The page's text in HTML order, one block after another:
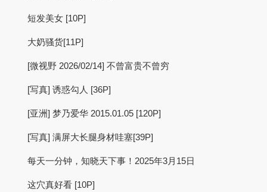
短发美女 [10P]
大奶骚货[11P]
[微视野 2026/02/14] 不曾富贵不曾穷
[写真] 诱惑勾人 [36P]
[亚洲] 梦乃爱华 2015.01.05 [120P]
[写真] 满屏大长腿身材哇塞[39P]
每天一分钟，知晓天下事！2025年3月15日
这穴真好看 [10P]